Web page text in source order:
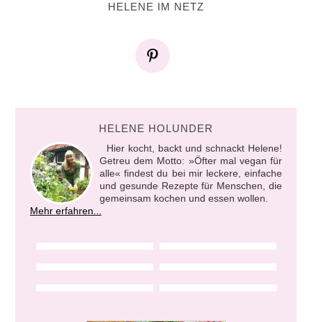
HELENE IM NETZ
HELENE HOLUNDER
Hier kocht, backt und schnackt Helene!
Getreu dem Motto: »Öfter mal vegan für
alle« findest du bei mir leckere, einfache
und gesunde Rezepte für Menschen, die
gemeinsam kochen und essen wollen.
Mehr erfahren...